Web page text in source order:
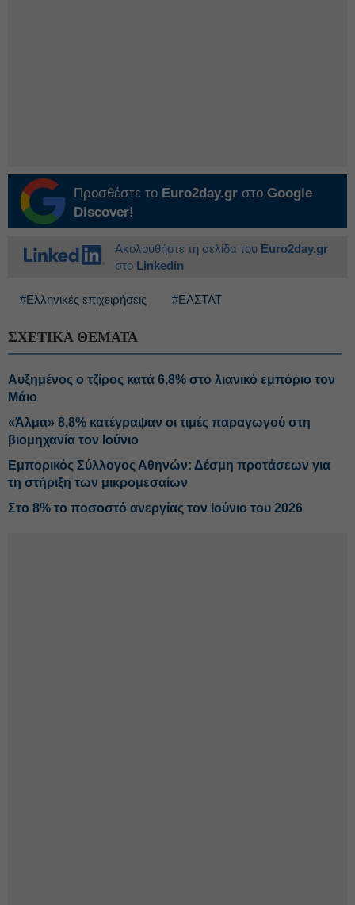
Προσθέστε το Euro2day.gr στο Google
Discover!
Ακολουθήστε τη σελίδα του Euro2day.gr
στο Linkedin
#Ελληνικές επιχειρήσεις #ΕΛΣΤΑΤ
ΣΧΕΤΙΚΑ ΘΕΜΑΤΑ
Αυξημένος ο τζίρος κατά 6,8% στο λιανικό εμπόριο τον
Μάιο
«Άλμα» 8,8% κατέγραψαν οι τιμές παραγωγού στη
βιομηχανία τον Ιούνιο
Εμπορικός Σύλλογος Αθηνών: Δέσμη προτάσεων για
τη στήριξη των μικρομεσαίων
Στο 8% το ποσοστό ανεργίας τον Ιούνιο του 2026